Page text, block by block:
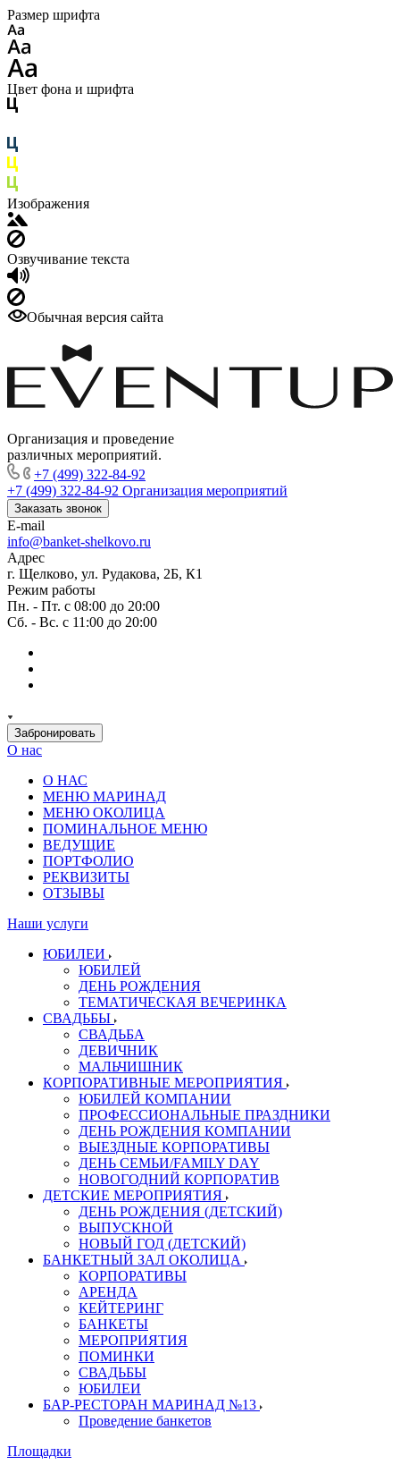
Размер шрифта
Цвет фона и шрифта
Изображения
Озвучивание текста
Обычная версия сайта
Организация и проведение
различных мероприятий.
+7 (499) 322-84-92
+7 (499) 322-84-92 Организация мероприятий
Заказать звонок
E-mail
info@banket-shelkovo.ru
Адрес
г. Щелково, ул. Рудакова, 2Б, К1
Режим работы
Пн. - Пт. с 08:00 до 20:00
Сб. - Вс. с 11:00 до 20:00
Забронировать
О нас
О НАС
МЕНЮ МАРИНАД
МЕНЮ ОКОЛИЦА
ПОМИНАЛЬНОЕ МЕНЮ
ВЕДУЩИЕ
ПОРТФОЛИО
РЕКВИЗИТЫ
ОТЗЫВЫ
Наши услуги
ЮБИЛЕИ
ЮБИЛЕЙ
ДЕНЬ РОЖДЕНИЯ
ТЕМАТИЧЕСКАЯ ВЕЧЕРИНКА
СВАДЬБЫ
СВАДЬБА
ДЕВИЧНИК
МАЛЬЧИШНИК
КОРПОРАТИВНЫЕ МЕРОПРИЯТИЯ
ЮБИЛЕЙ КОМПАНИИ
ПРОФЕССИОНАЛЬНЫЕ ПРАЗДНИКИ
ДЕНЬ РОЖДЕНИЯ КОМПАНИИ
ВЫЕЗДНЫЕ КОРПОРАТИВЫ
ДЕНЬ СЕМЬИ/FAMILY DAY
НОВОГОДНИЙ КОРПОРАТИВ
ДЕТСКИЕ МЕРОПРИЯТИЯ
ДЕНЬ РОЖДЕНИЯ (ДЕТСКИЙ)
ВЫПУСКНОЙ
НОВЫЙ ГОД (ДЕТСКИЙ)
БАНКЕТНЫЙ ЗАЛ ОКОЛИЦА
КОРПОРАТИВЫ
АРЕНДА
КЕЙТЕРИНГ
БАНКЕТЫ
МЕРОПРИЯТИЯ
ПОМИНКИ
СВАДЬБЫ
ЮБИЛЕИ
БАР-РЕСТОРАН МАРИНАД №13
Проведение банкетов
Площадки